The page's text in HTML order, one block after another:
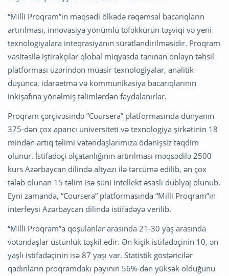
“Milli Proqram”ın məqsədi ölkədə rəqəmsal bacarıqların
artırılması, innovasiya yönümlü təfəkkürün təşviqi və yeni
texnologiyalara inteqrasiyanın sürətləndirilməsidir. Proqram
vasitəsilə iştirakçılar qlobal miqyasda tanınan onlayn təhsil
platforması üzərindən müasir texnologiyalar, analitik
düşüncə, idarəetmə və kommunikasiya bacarıqlarının
inkişafına yönəlmiş təlimlərdən faydalanırlar.
Proqram çərçivəsində “Coursera” platformasında dünyanın
375-dən çox aparıcı universiteti və texnologiya şirkətinin 18
mindən artıq təlimi vətəndaşlarımıza ödənişsiz təqdim
olunur. İstifadəçi əlçatanlığının artırılması məqsədilə 2500
kurs Azərbaycan dilində altyazı ilə tərcümə edilib, ən çox
tələb olunan 15 təlim isə süni intellekt əsaslı dublyaj olunub.
Eyni zamanda, “Coursera” platformasında “Milli Proqram”ın
interfeysi Azərbaycan dilində istifadəyə verilib.
“Milli Proqram”a qoşulanlar arasında 21-30 yaş arasında
vətəndaşlar üstünlük təşkil edir. Ən kiçik istifadəçinin 10, ən
yaşlı istifadəçinin isə 87 yaşı var. Statistik göstəricilər
qadınların proqramdakı payının 56%-dən yüksək olduğunu